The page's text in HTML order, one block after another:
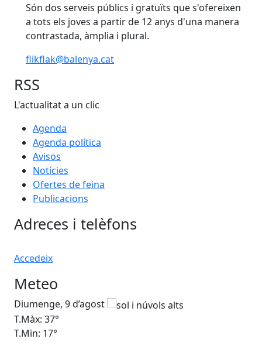
Són dos serveis públics i gratuïts que s'ofereixen
a tots els joves a partir de 12 anys d'una manera
contrastada, àmplia i plural.
flikflak@balenya.cat
RSS
L'actualitat a un clic
Agenda
Agenda política
Avisos
Notícies
Ofertes de feina
Publicacions
Adreces i telèfons
Accedeix
Meteo
Diumenge, 9 d’agost
T.Màx: 37°
T.Min: 17°